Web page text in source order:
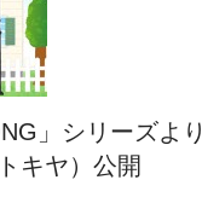
」シリーズよ
キヤ）公開